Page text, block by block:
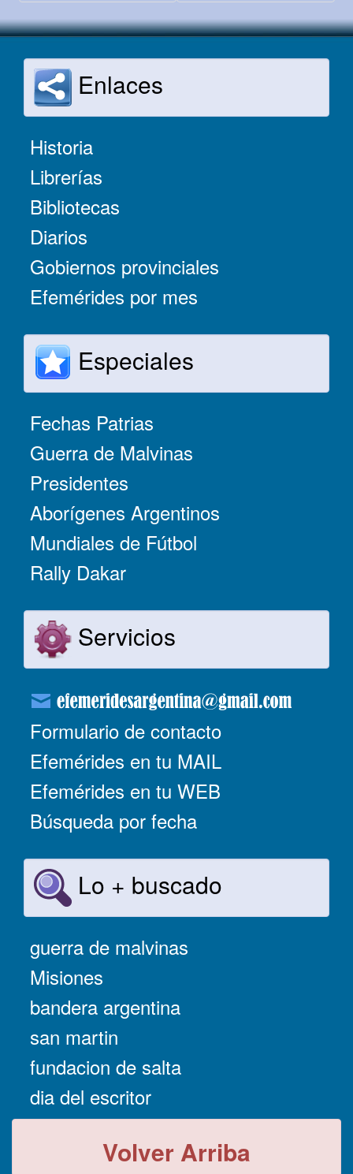
Enlaces
Historia
Librerías
Bibliotecas
Diarios
Gobiernos provinciales
Efemérides por mes
Especiales
Fechas Patrias
Guerra de Malvinas
Presidentes
Aborígenes Argentinos
Mundiales de Fútbol
Rally Dakar
Servicios
Formulario de contacto
Efemérides en tu MAIL
Efemérides en tu WEB
Búsqueda por fecha
Lo + buscado
guerra de malvinas
Misiones
bandera argentina
san martin
fundacion de salta
dia del escritor
Volver Arriba